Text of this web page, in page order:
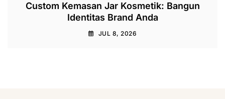
Custom Kemasan Jar Kosmetik: Bangun
Identitas Brand Anda
JUL 8, 2026